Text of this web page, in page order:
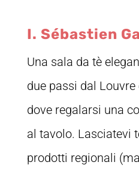
I. Sébastien
Una sala da tè
due passi dal Louvre
dove regalarsi una
al tavolo. Lasciatevi
prodotti regionali